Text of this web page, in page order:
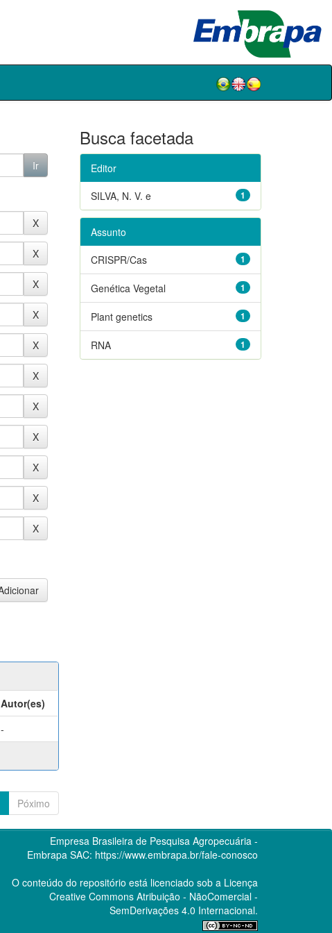
Autor(es)
-
Póximo
Busca facetada
Editor
1
SILVA, N. V. e
Assunto
1
CRISPR/Cas
1
Genética Vegetal
1
Plant genetics
1
RNA
Empresa Brasileira de Pesquisa Agropecuária -
Embrapa SAC: https://www.embrapa.br/fale-conosco
O conteúdo do repositório está licenciado sob a Licença
Creative CommonsAtribuição - NãoComercial -
SemDerivações 4.0 Internacional.